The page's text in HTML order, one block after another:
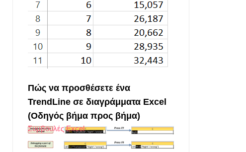
Πώς να προσθέσετε ένα
TrendLine σε διαγράμματα Excel
(Οδηγός βήμα προς βήμα)
Συμβουλές Excel